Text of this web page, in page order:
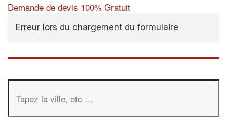
Demande de devis 100% Gratuit
Erreur lors du chargement du formulaire